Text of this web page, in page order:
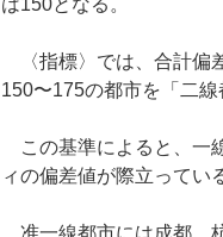
は150となる。
〈指標〉では、合計偏
150〜175の都市を「二
この基準によると、一
ィの偏差値が際立ってい
准一線都市には成都、